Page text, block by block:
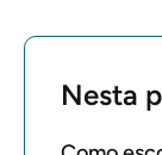
Nesta